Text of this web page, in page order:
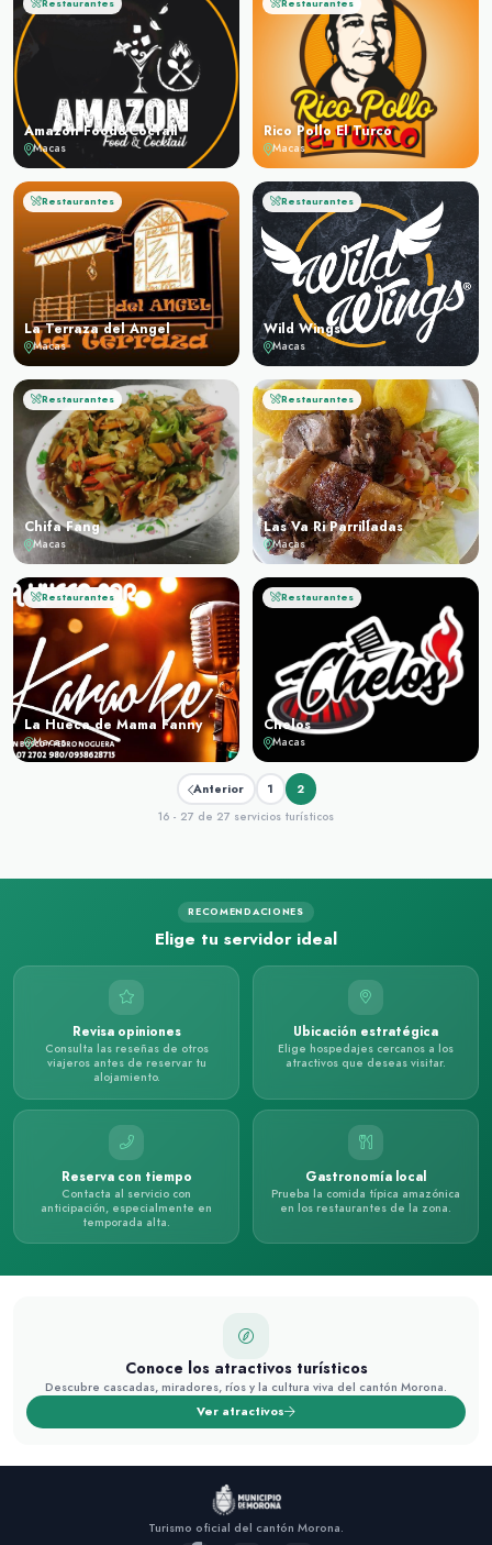
Restaurantes
Amazon Food&Coctail
Macas
Restaurantes
Rico Pollo El Turco
Macas
Restaurantes
La Terraza del Angel
Macas
Restaurantes
Wild Wings
Macas
Restaurantes
Chifa Fang
Macas
Restaurantes
Las Va Ri Parrilladas
Macas
Restaurantes
La Hueca de Mama Fanny
Macas
Restaurantes
Chelos
Macas
Anterior 1
2
16 - 27 de 27 servicios turísticos
RECOMENDACIONES
Elige tu servidor ideal
Revisa opiniones
Consulta las reseñas de otros
viajeros antes de reservar tu
alojamiento.
Ubicación estratégica
Elige hospedajes cercanos a los
atractivos que deseas visitar.
Reserva con tiempo
Contacta al servicio con
anticipación, especialmente en
temporada alta.
Gastronomía local
Prueba la comida típica amazónica
en los restaurantes de la zona.
Conoce los atractivos turísticos
Descubre cascadas, miradores, ríos y la cultura viva del cantón Morona.
Ver atractivos
Turismo oficial del cantón Morona.